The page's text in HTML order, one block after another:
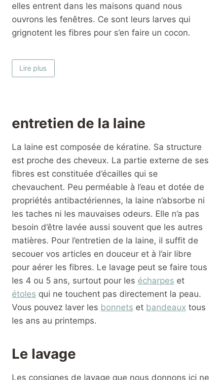
elles entrent dans les maisons quand nous
ouvrons les fenêtres. Ce sont leurs larves qui
grignotent les fibres pour s’en faire un cocon.
Il est indispensable de mettre des plaquettes
anti-mites dans tous les rangements de
essentielles qui font fuir les mites. On le trouve
sous forme de plaques à suspendre dans les
penderies et de boules ou cubes à mettre dans
les armoires et tiroirs. Dès que son parfum
s’atténue, vous pouvez poncer doucement le bois
pour raviver son odeur, sinon il perd son
efficacité.
La lavande, les clous de girofle, le thym et les
feuilles de laurier-sauce séchées éloignent les
mites à condition de les remplacer dès que leur
parfum diminue. Par exemple, vous pouvez
planter quelques clous de girofle dans une peau
d’orange ou de citron. En plus d’éloigner les
mites, vous parfumerez agréablement vos
placards et tiroirs.
Lire plus
entretien de la laine
La laine est composée de kératine. Sa structure
est proche des cheveux. La partie externe de ses
fibres est constituée d’écailles qui se
chevauchent. Peu perméable à l’eau et dotée de
propriétés antibactériennes, la laine n’absorbe ni
les taches ni les mauvaises odeurs. Elle n’a pas
besoin d’être lavée aussi souvent que les autres
matières. Pour l’entretien de la laine, il suffit de
secouer vos articles en douceur et à l’air libre
pour aérer les fibres. Le lavage peut se faire tous
les 4 ou 5 ans, surtout pour les écharpes et
étoles qui ne touchent pas directement la peau.
Vous pouvez laver les bonnets et bandeaux tous
les ans au printemps.
Le lavage
Les consignes de lavage que nous donnons ici ne